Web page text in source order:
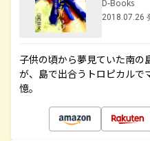
D-Books
2018.07.26
子供の頃から夢見ていた南
が、島で出合うトロピカルで
憶。